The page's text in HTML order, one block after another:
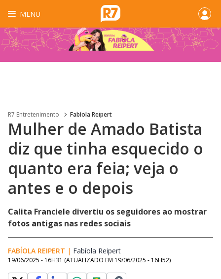
MENU
R7 Entretenimento Fabíola Reipert
Mulher de Amado Batista
diz que tinha esquecido o
quanto era feia; veja o
antes e o depois
Calita Franciele divertiu os seguidores ao mostrar
fotos antigas nas redes sociais
FABÍOLA REIPERT | Fabíola Reipert
19/06/2025 - 16H31 (ATUALIZADO EM 19/06/2025 - 16H52)